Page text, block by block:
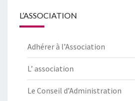
L’ASSOCIATION
Adhérer à l’Association
L’ association
Le Conseil d’Administration